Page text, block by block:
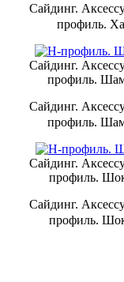
Сайдинг.
профиль.
Сайдинг.
профиль.
Сайдинг.
профиль.
Сайдинг.
профиль.
Сайдинг.
профиль.